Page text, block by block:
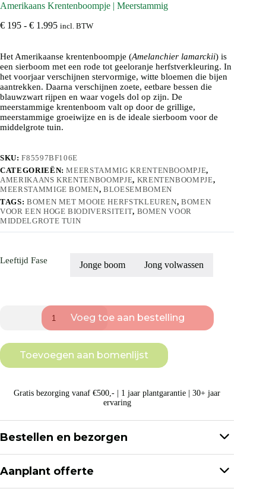
Amerikaans Krentenboompje | Meerstammig
€ 195 - € 1.995Prijsklasse:
€ 1.995
incl. BTW
Het Amerikaanse krentenboompje (Amelanchier lamarckii) is
een sierboom met een rode tot geeloranje herfstverkleuring. In
het voorjaar verschijnen stervormige, witte bloemen die bijen
aantrekken. Daarna verschijnen zoete, eetbare bessen die
blauwzwart rijpen en waar vogels dol op zijn. De
meerstammige krentenboom valt op door de grillige,
meerstammige groeiwijze en is de ideale sierboom voor de
middelgrote tuin.
SKU:F85597BF106E
CATEGORIEËN:MEERSTAMMIG KRENTENBOOMPJE,
AMERIKAANS KRENTENBOOMPJE, KRENTENBOOMPJE,
MEERSTAMMIGE BOMEN,BLOESEMBOMEN
TAGS: BOMEN MET MOOIE HERFSTKLEUREN,BOMEN
VOOR EEN HOGE BIODIVERSITEIT, BOMEN VOOR
MIDDELGROTE TUIN
Leeftijd Fase Jonge boom Jong volwassen
Amerikaans
Krentenboompje
aantal
Voeg toe aan bestelling
Toevoegen aan bomenlijst
Gratis bezorging vanaf €500,- | 1 jaar plantgarantie | 30+ jaar
ervaring
Bestellen en bezorgen
bestellingen binnen 7 werkdagen te bezorgen. Nadat je
bestelling geplaatst is, nemen wij contact met je op om een
bezorgmoment af te spreken.
Aanplant offerte